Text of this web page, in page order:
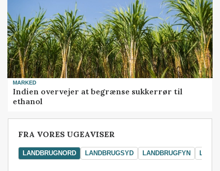
MARKED
Indien overvejer at begrænse sukkerrør til
ethanol
FRA VORES UGEAVISER
LANDBRUGNORD LANDBRUGSYD LANDBRUGFYN